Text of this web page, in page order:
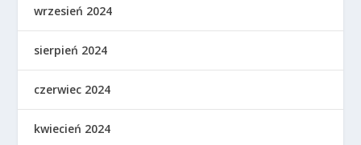
wrzesień 2024
sierpień 2024
czerwiec 2024
kwiecień 2024